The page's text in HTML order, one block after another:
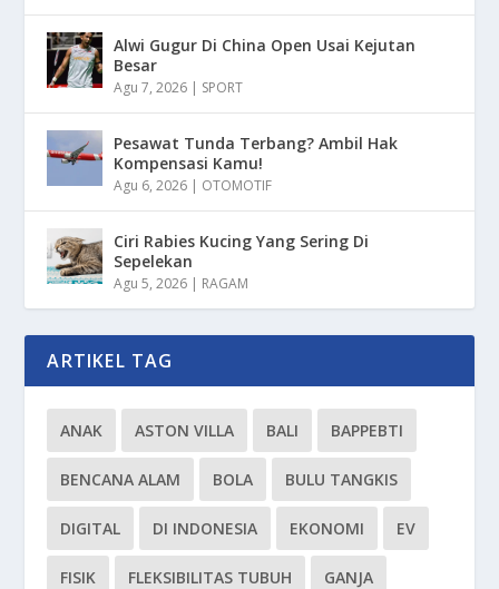
Alwi Gugur Di China Open Usai Kejutan
Besar
Agu 7, 2026 | SPORT
Pesawat Tunda Terbang? Ambil Hak
Kompensasi Kamu!
Agu 6, 2026 | OTOMOTIF
Ciri Rabies Kucing Yang Sering Di
Sepelekan
Agu 5, 2026 | RAGAM
ARTIKEL TAG
ANAK ASTON VILLA BALI BAPPEBTI
BENCANA ALAM BOLA BULU TANGKIS
DIGITAL DI INDONESIA EKONOMI EV
FISIK FLEKSIBILITAS TUBUH GANJA